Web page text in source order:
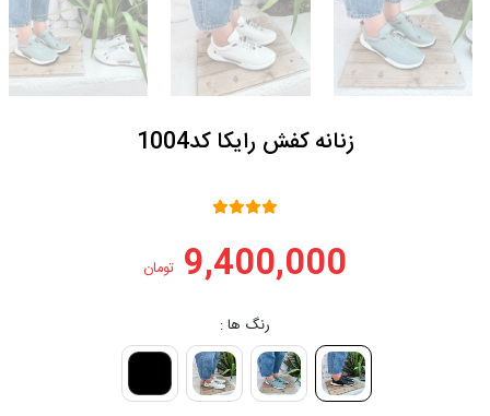
زنانه کفش رایکا کد1004
9,400,000 تومان
رنگ ها :